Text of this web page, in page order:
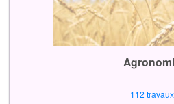
112 travaux